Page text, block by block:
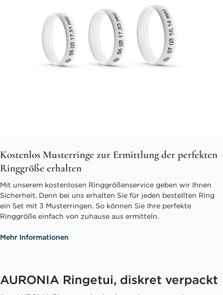
Kostenlos Musterringe zur Ermittlung der perfekten
Ringgröße erhalten
Mit unserem kostenlosen Ringgrößenservice geben wir Ihnen
Sicherheit. Denn bei uns erhalten Sie für jeden bestellten Ring
ein Set mit 3 Musterringen. So können Sie Ihre perfekte
Ringgröße einfach von zuhause aus ermitteln.
Mehr Informationen
AURONIA Ringetui, diskret verpackt